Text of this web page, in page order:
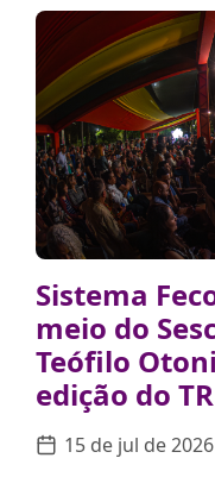
Sistema
meio do
Teófilo
edição do
15 de jul de